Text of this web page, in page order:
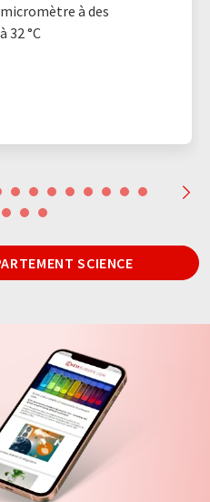
à des
32 °C
SCIENCE